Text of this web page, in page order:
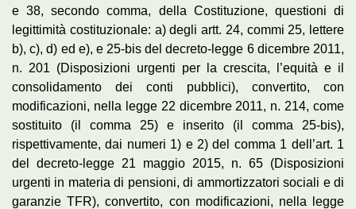
e 38, secondo comma, della Costituzione, questioni di
legittimità costituzionale: a) degli artt. 24, commi 25, lettere
b), c), d) ed e), e 25-bis del decreto-legge 6 dicembre 2011,
n. 201 (Disposizioni urgenti per la crescita, l’equità e il
consolidamento dei conti pubblici), convertito, con
modificazioni, nella legge 22 dicembre 2011, n. 214, come
sostituito (il comma 25) e inserito (il comma 25-bis),
rispettivamente, dai numeri 1) e 2) del comma 1 dell’art. 1
del decreto-legge 21 maggio 2015, n. 65 (Disposizioni
urgenti in materia di pensioni, di ammortizzatori sociali e di
garanzie TFR), convertito, con modificazioni, nella legge